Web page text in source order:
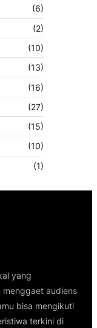
(6)
(2)
(10)
(13)
(16)
(27)
(15)
(10)
(1)
yang
audiens
bisa mengikuti
terkini di